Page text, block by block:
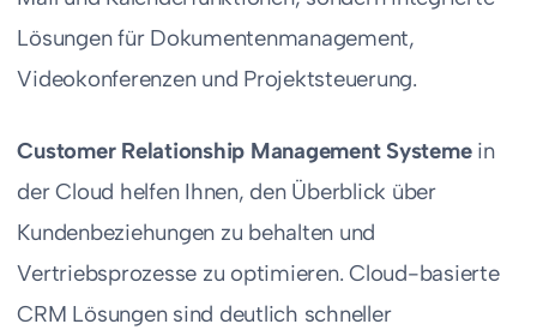
Lösungen für Dokumentenmanagement,
Videokonferenzen und Projektsteuerung.
Customer Relationship Management Systemein
der Cloud helfen Ihnen, den Überblick über
Kundenbeziehungen zu behalten und
Vertriebsprozesse zu optimieren. Cloud-basierte
CRM Lösungen sind deutlich schneller